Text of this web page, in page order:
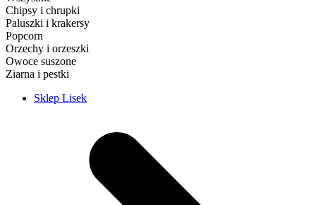
Chipsy i chrupki
Paluszki i krakersy
Popcorn
Orzechy i orzeszki
Owoce suszone
Ziarna i pestki
Sklep Lisek